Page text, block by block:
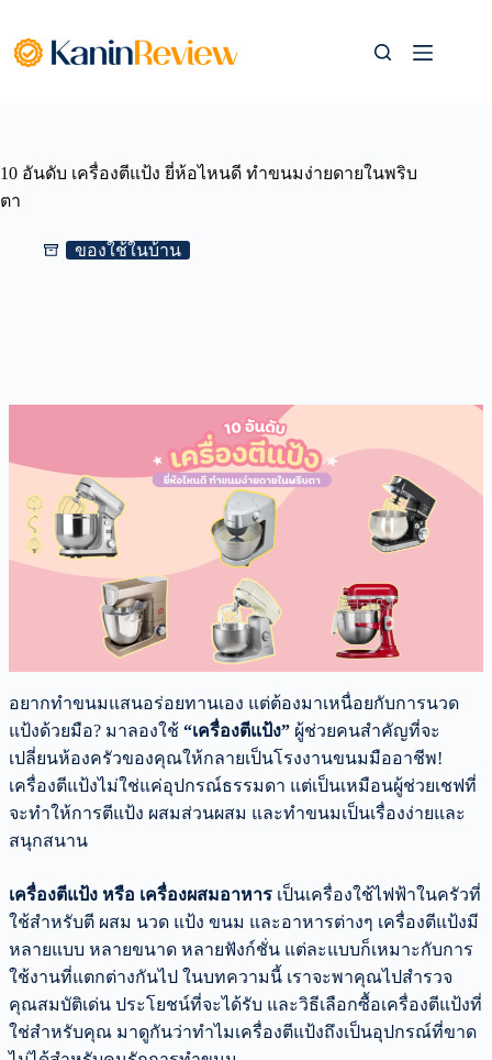
content
10 อันดับ เครื่องตีแป้ง ยี่ห้อไหนดี ทำขนมง่ายดายในพริบ
ตา
ของใช้ในบ้าน
อยากทำขนมแสนอร่อยทานเอง แต่ต้องมาเหนื่อยกับการนวด
แป้งด้วยมือ? มาลองใช้ “เครื่องตีแป้ง” ผู้ช่วยคนสำคัญที่จะ
เปลี่ยนห้องครัวของคุณให้กลายเป็นโรงงานขนมมืออาชีพ!
เครื่องตีแป้งไม่ใช่แค่อุปกรณ์ธรรมดา แต่เป็นเหมือนผู้ช่วยเชฟที่
จะทำให้การตีแป้ง ผสมส่วนผสม และทำขนมเป็นเรื่องง่ายและ
สนุกสนาน
เครื่องตีแป้ง หรือ เครื่องผสมอาหาร เป็นเครื่องใช้ไฟฟ้าในครัวที่
ใช้สำหรับตี ผสม นวด แป้ง ขนม และอาหารต่างๆ เครื่องตีแป้งมี
หลายแบบ หลายขนาด หลายฟังก์ชั่น แต่ละแบบก็เหมาะกับการ
ใช้งานที่แตกต่างกันไป ในบทความนี้ เราจะพาคุณไปสำรวจ
คุณสมบัติเด่น ประโยชน์ที่จะได้รับ และวิธีเลือกซื้อเครื่องตีแป้งที่
ใช่สำหรับคุณ มาดูกันว่าทำไมเครื่องตีแป้งถึงเป็นอุปกรณ์ที่ขาด